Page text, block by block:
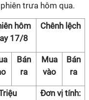
trưa hôm qua.
hôm
17/8
Chênh lệch
Bán
ra
Mua
vào
Bán
ra
Đơn vị tính: